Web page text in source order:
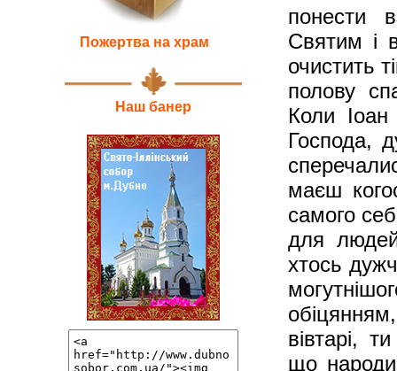
Пожертва на храм
Наш банер
понести
Святим і
очистить
полову
Коли
Господа,
маєш
самого
для
хтось
вівтарі,
що